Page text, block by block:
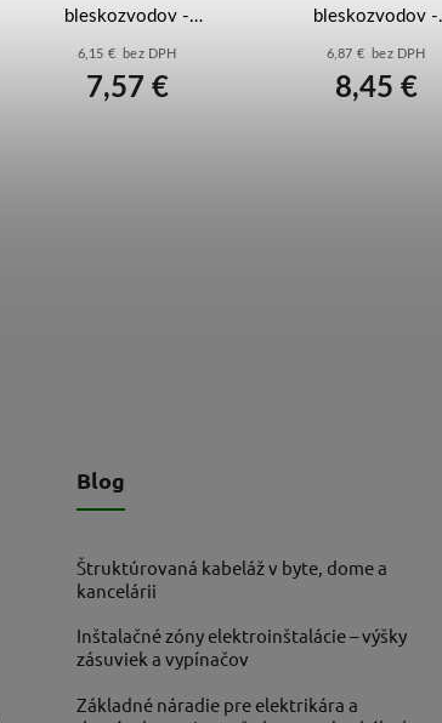
bleskozvodov -
R.8145S - sivá
6,15 € bez DPH
7,57 €
bleskozvodov -
6,87 € bez DPH
8,45 €
Blog
Štruktúrovaná kabeláž v byte, dome a
kancelárii
Inštalačné zóny elektroinštalácie – výšky
zásuviek a vypínačov
Základné náradie pre elektrikára a